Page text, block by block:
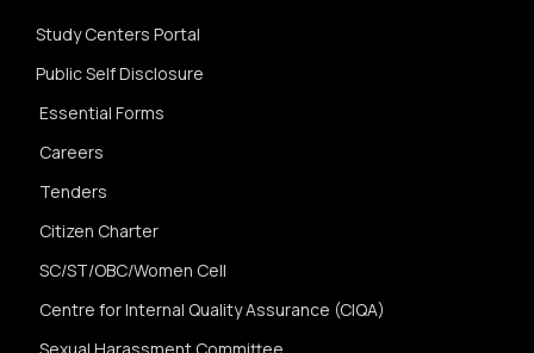
Study Centers Portal
Public Self Disclosure
Essential Forms
Careers
Tenders
Citizen Charter
SC/ST/OBC/Women Cell
Centre for Internal Quality Assurance (CIQA)